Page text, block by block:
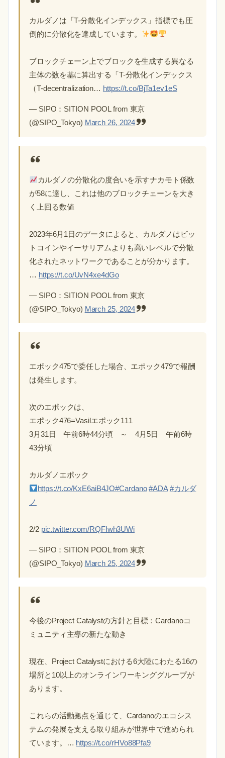
カルダノは「T-分散化インデックス」指標でも圧
倒的に分散化を達成しています。
ブロックチェーン上でブロックを生成する異なる
主体の数を基に算出する「T-分散化インデックス
（T-decentralization… https://t.co/BjTa1ev1eS
— SIPO：SITION POOL from 東京
(@SIPO_Tokyo) March 26, 2024
カルダノの分散化の度合いを示すナカモト係数
が58に達し、これは他のブロックチェーンを大き
く上回る数値
2023年6月1日のデータによると、カルダノはビッ
トコインやイーサリアムよりも高いレベルで分散
化されたネットワークであることが分かります。
… https://t.co/UvN4xe4dGo
— SIPO：SITION POOL from 東京
(@SIPO_Tokyo) March 25, 2024
エポック475で委任した場合、エポック479で報酬
は発生します。
次のエポックは、
エポック476=Vasilエポック111
3月31日 午前6時44分頃 ～ 4月5日 午前6時
43分頃
カルダノエポック
https://t.co/KxE6aiB4JO#Cardano #ADA #カルダ
ノ
2/2 pic.twitter.com/RQFIwh3UWi
— SIPO：SITION POOL from 東京
(@SIPO_Tokyo) March 25, 2024
今後のProject Catalystの方針と目標：Cardanoコ
ミュニティ主導の新たな動き
現在、Project Catalystにおける6大陸にわたる16の
場所と10以上のオンラインワーキンググループが
あります。
これらの活動拠点を通じて、Cardanoのエコシス
テムの発展を支える取り組みが世界中で進められ
ています。… https://t.co/rHVo88Pfa9